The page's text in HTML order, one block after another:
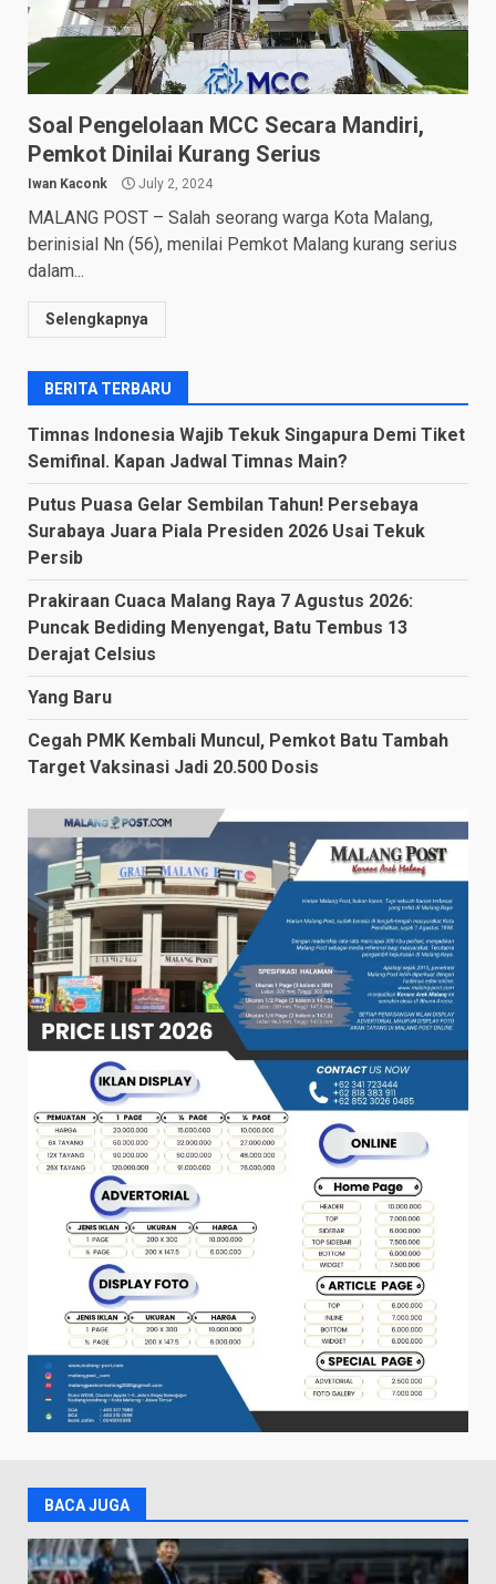
Soal Pengelolaan MCC Secara Mandiri,
Pemkot Dinilai Kurang Serius
Iwan Kaconk July 2, 2024
MALANG POST – Salah seorang warga Kota Malang,
berinisial Nn (56), menilai Pemkot Malang kurang serius
dalam...
Selengkapnya
BERITA TERBARU
Timnas Indonesia Wajib Tekuk Singapura Demi Tiket
Semifinal. Kapan Jadwal Timnas Main?
Putus Puasa Gelar Sembilan Tahun! Persebaya
Surabaya Juara Piala Presiden 2026 Usai Tekuk
Persib
Prakiraan Cuaca Malang Raya 7 Agustus 2026:
Puncak Bediding Menyengat, Batu Tembus 13
Derajat Celsius
Yang Baru
Cegah PMK Kembali Muncul, Pemkot Batu Tambah
Target Vaksinasi Jadi 20.500 Dosis
BACA JUGA